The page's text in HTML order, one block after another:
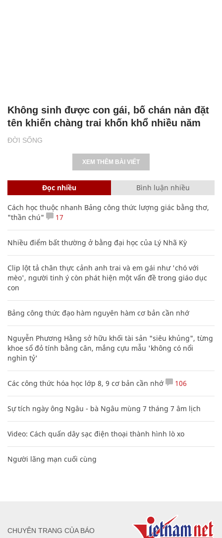
ĐỜI SỐNG
Không sinh được con gái, bố chán nản đặt
tên khiến chàng trai khốn khổ nhiều năm
XEM THÊM BÀI VIẾT
Đọc nhiều Bình luận nhiều
Cách học thuộc nhanh Bảng công thức lượng giác bằng thơ,
"thần chú"
17
Nhiều điểm bất thường ở bằng đại học của Lý Nhã Kỳ
Clip lột tả chân thực cảnh anh trai và em gái như 'chó với
mèo', người tinh ý còn phát hiện một vấn đề trong giáo dục
con
Bảng công thức đạo hàm nguyên hàm cơ bản cần nhớ
Nguyễn Phương Hằng sở hữu khối tài sản "siêu khủng", từng
khoe sổ đỏ tính bằng cân, mắng cựu mẫu 'không có nổi
nghìn tỷ'
Các công thức hóa học lớp 8, 9 cơ bản cần nhớ 106
Sự tích ngày ông Ngâu - bà Ngâu mùng 7 tháng 7 âm lịch
Video: Cách quấn dây sạc điện thoại thành hình lò xo
Người lãng mạn cuối cùng
CHUYÊN TRANG CỦA BÁO